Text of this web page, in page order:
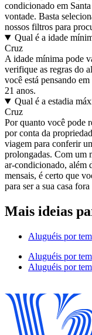
condicionado em
vontade. Basta
nossos filtros para
Qual é a idade
Cruz
A idade mínima pode
verifique as regras do
você está pensando
21 anos.
Qual é a estadia
Cruz
Por quanto você pode
por conta da
viagem para conferir
prolongadas. Com um
ar-condicionado, além
mensais, é certo que
para ser a sua casa
Mais ideias
Aluguéis por
Aluguéis por
Aluguéis por